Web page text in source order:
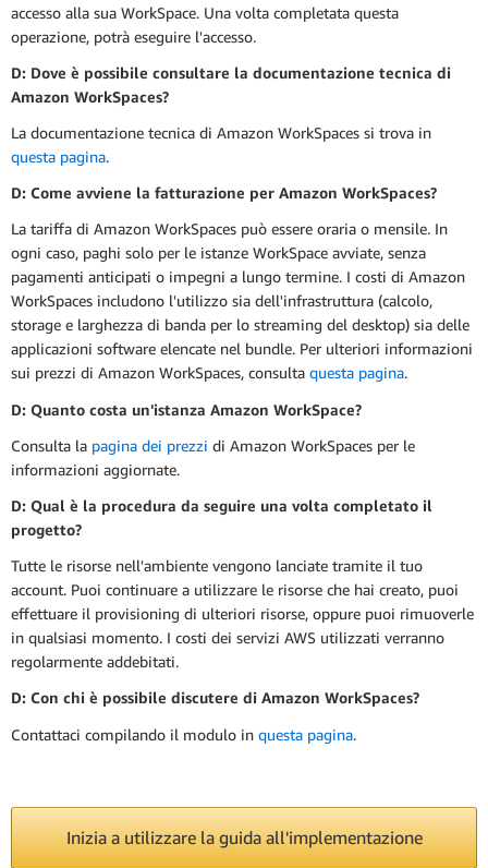
accesso alla sua WorkSpace. Una volta completata questa
operazione, potrà eseguire l'accesso.
D: Dove è possibile consultare la documentazione tecnica di
Amazon WorkSpaces?
La documentazione tecnica di Amazon WorkSpaces si trova in
questa pagina.
D: Come avviene la fatturazione per Amazon WorkSpaces?
La tariffa di Amazon WorkSpaces può essere oraria o mensile. In
ogni caso, paghi solo per le istanze WorkSpace avviate, senza
pagamenti anticipati o impegni a lungo termine. I costi di Amazon
WorkSpaces includono l'utilizzo sia dell'infrastruttura (calcolo,
storage e larghezza di banda per lo streaming del desktop) sia delle
applicazioni software elencate nel bundle. Per ulteriori informazioni
sui prezzi di Amazon WorkSpaces, consulta questa pagina.
D: Quanto costa un'istanza Amazon WorkSpace?
Consulta la pagina dei prezzi di Amazon WorkSpaces per le
informazioni aggiornate.
D: Qual è la procedura da seguire una volta completato il
progetto?
Tutte le risorse nell'ambiente vengono lanciate tramite il tuo
account. Puoi continuare a utilizzare le risorse che hai creato, puoi
effettuare il provisioning di ulteriori risorse, oppure puoi rimuoverle
in qualsiasi momento. I costi dei servizi AWS utilizzati verranno
regolarmente addebitati.
D: Con chi è possibile discutere di Amazon WorkSpaces?
Contattaci compilando il modulo in questa pagina.
Inizia a utilizzare la guida all'implementazione